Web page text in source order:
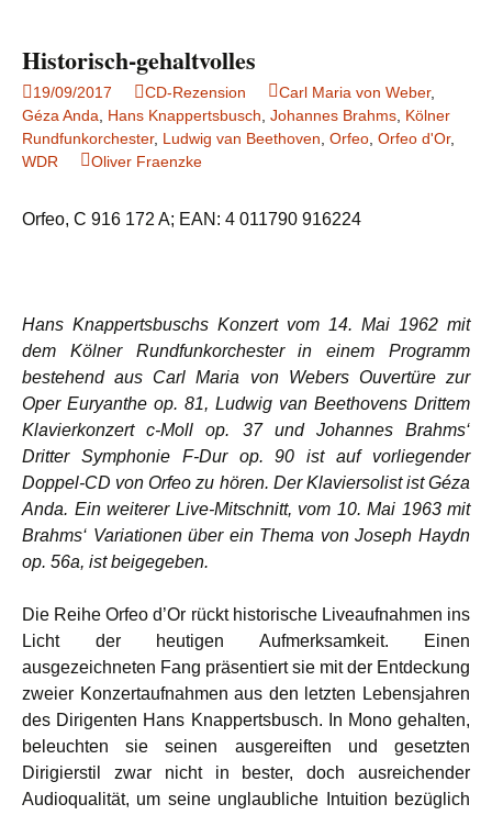
Historisch-gehaltvolles
19/09/2017 CD-Rezension Carl Maria von Weber,
Géza Anda
Hans Knappertsbusch Johannes Brahms Kölner
Rundfunkorchester, Ludwig van Beethoven Orfeo Orfeo d'Or,
WDR
Oliver Fraenzke
Orfeo, C 916 172 A; EAN: 4 011790 916224
Hans Knappertsbuschs Konzert vom 14. Mai 1962 mit
dem Kölner Rundfunkorchester in einem Programm
bestehend aus Carl Maria von Webers Ouvertüre zur
Oper Euryanthe op. 81, Ludwig van Beethovens Drittem
Klavierkonzert c-Moll op. 37 und Johannes Brahms‘
Dritter Symphonie F-Dur op. 90 ist auf vorliegender
Doppel-CD von Orfeo zu hören. Der Klaviersolist ist Géza
Anda. Ein weiterer Live-Mitschnitt, vom 10. Mai 1963 mit
Brahms‘ Variationen über ein Thema von Joseph Haydn
op. 56a, ist beigegeben.
Die Reihe Orfeo d’Or rückt historische Liveaufnahmen ins
Licht der heutigen Aufmerksamkeit. Einen
ausgezeichneten Fang präsentiert sie mit der Entdeckung
zweier Konzertaufnahmen aus den letzten Lebensjahren
des Dirigenten Hans Knappertsbusch. In Mono gehalten,
beleuchten sie seinen ausgereiften und gesetzten
Dirigierstil zwar nicht in bester, doch ausreichender
Audioqualität, um seine unglaubliche Intuition bezüglich